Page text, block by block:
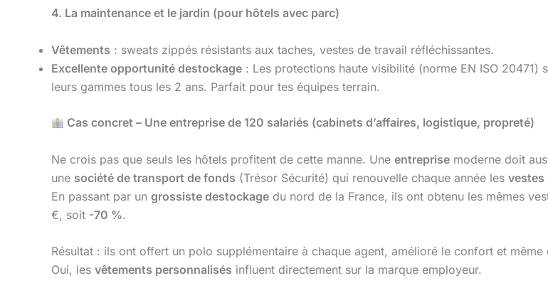
4. La maintenance et le jardin (pour hôtels avec parc)
Vêtements : sweats zippés résistants aux taches, vestes de travail réfléchissantes.
Excellente opportunité destockage : Les protections haute visibilité (norme EN ISO
leurs gammes tous les 2 ans. Parfait pour tes équipes terrain.
Cas concret – Une entreprise de 120 salariés (cabinets d’affaires, logistique, propreté)
Ne crois pas que seuls les hôtels profitent de cette manne. Une entreprise moderne doit
une société de transport de fonds (Trésor Sécurité) qui renouvelle chaque année les vestes
En passant par un grossiste destockage du nord de la France, ils ont obtenu les mêmes
€, soit -70 %.
Résultat : ils ont offert un polo supplémentaire à chaque agent, amélioré le confort et même
Oui, les vêtements personnalisés influent directement sur la marque employeur.